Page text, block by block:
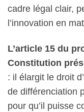
cadre légal clair,
l’innovation en
L’article 15 du
Constitution
: il élargit le droit
de différenciation
pour qu’il puisse